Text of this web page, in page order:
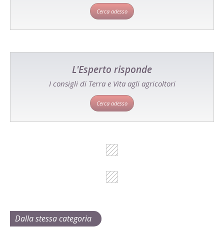
Cerca adesso
L'Esperto risponde
I consigli di Terra e Vita agli agricoltori
Cerca adesso
Dalla stessa categoria